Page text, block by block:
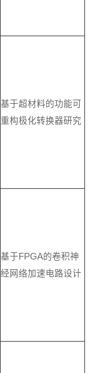
基于超材料的功能可
重构极化转换器研究
基于FPGA的卷积神
经网络加速电路设计